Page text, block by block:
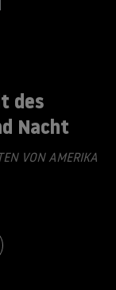
des
Nacht
VON AMERIKA